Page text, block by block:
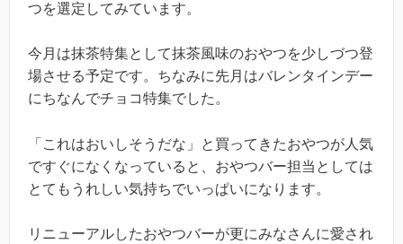
つを選定してみています。
今月は抹茶特集として抹茶風味のおやつを少しづつ登
場させる予定です。ちなみに先月はバレンタインデー
にちなんでチョコ特集でした。
「これはおいしそうだな」と買ってきたおやつが人気
ですぐになくなっていると、おやつバー担当としては
とてもうれしい気持ちでいっぱいになります。
リニューアルしたおやつバーが更にみなさんに愛され